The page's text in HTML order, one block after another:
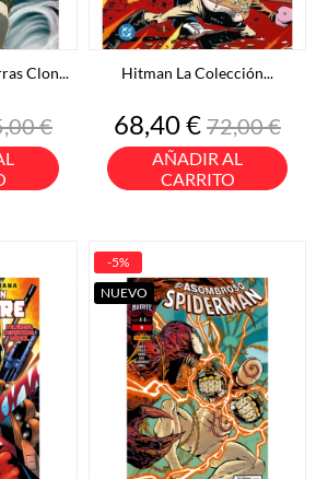
Clon...
€
Hitman La Colección...
Precio
68,40 €Precio
base
72,00 €
AÑADIR AL
CARRITO
-5%
NUEVO